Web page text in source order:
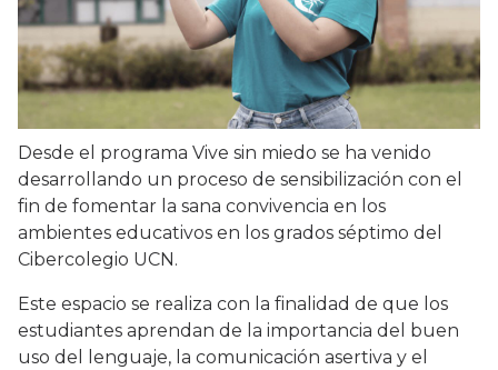
Desde el programa Vive sin miedo se ha venido
desarrollando un proceso de sensibilización con el
fin de fomentar la sana convivencia en los
ambientes educativos en los grados séptimo del
Cibercolegio UCN.
Este espacio se realiza con la finalidad de que los
estudiantes aprendan de la importancia del buen
uso del lenguaje, la comunicación asertiva y el